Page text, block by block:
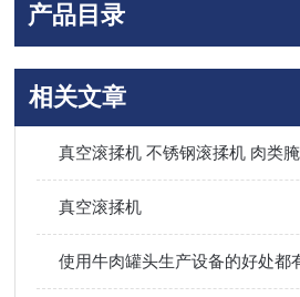
产品目录
相关文章
真空滚揉机 不锈钢滚揉机 肉类
真空滚揉机
使用牛肉罐头生产设备的好处都